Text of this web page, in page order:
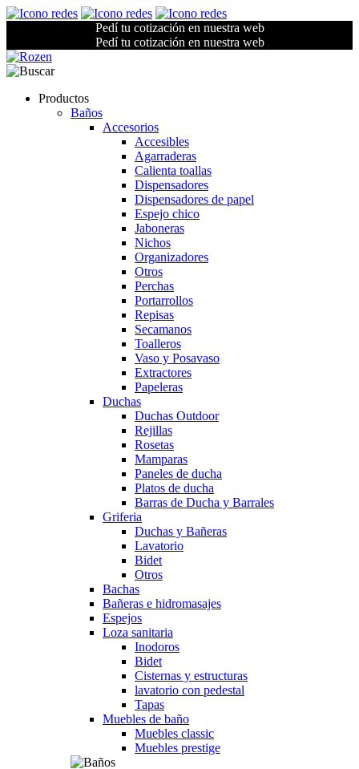
Pedí tu cotización en nuestra web
Pedí tu cotización en nuestra web
Productos
Baños
Accesorios
Accesibles
Agarraderas
Calienta toallas
Dispensadores
Dispensadores de papel
Espejo chico
Jaboneras
Nichos
Organizadores
Otros
Perchas
Portarrollos
Repisas
Secamanos
Toalleros
Vaso y Posavaso
Extractores
Papeleras
Duchas
Duchas Outdoor
Rejillas
Rosetas
Mamparas
Paneles de ducha
Platos de ducha
Barras de Ducha y Barrales
Griferia
Duchas y Bañeras
Lavatorio
Bidet
Otros
Bachas
Bañeras e hidromasajes
Espejos
Loza sanitaria
Inodoros
Bidet
Cisternas y estructuras
lavatorio con pedestal
Tapas
Muebles de baño
Muebles classic
Muebles prestige